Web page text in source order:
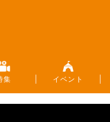
集 イベント